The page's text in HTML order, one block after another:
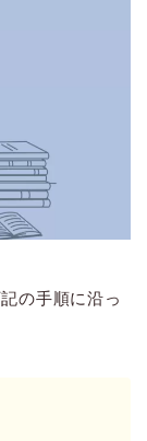
の手順に沿っ